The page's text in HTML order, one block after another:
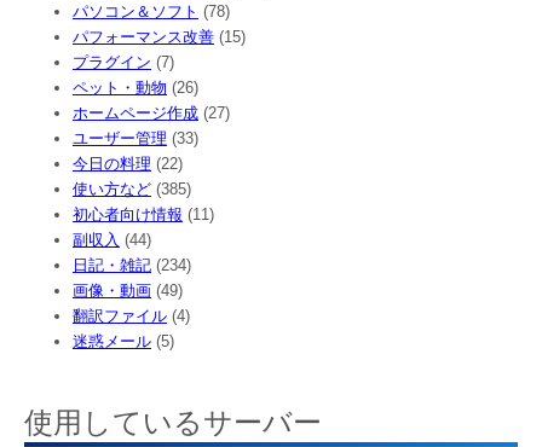
パソコン＆ソフト (78)
パフォーマンス改善 (15)
プラグイン (7)
ペット・動物 (26)
ホームページ作成 (27)
ユーザー管理 (33)
今日の料理 (22)
使い方など (385)
初心者向け情報 (11)
副収入 (44)
日記・雑記 (234)
画像・動画 (49)
翻訳ファイル (4)
迷惑メール (5)
使用しているサーバー